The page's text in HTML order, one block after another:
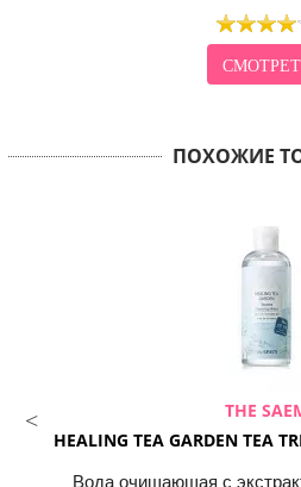
ПОХОЖИЕ
THE
HEALING TEA GARDEN TEA
Вода очищающая с